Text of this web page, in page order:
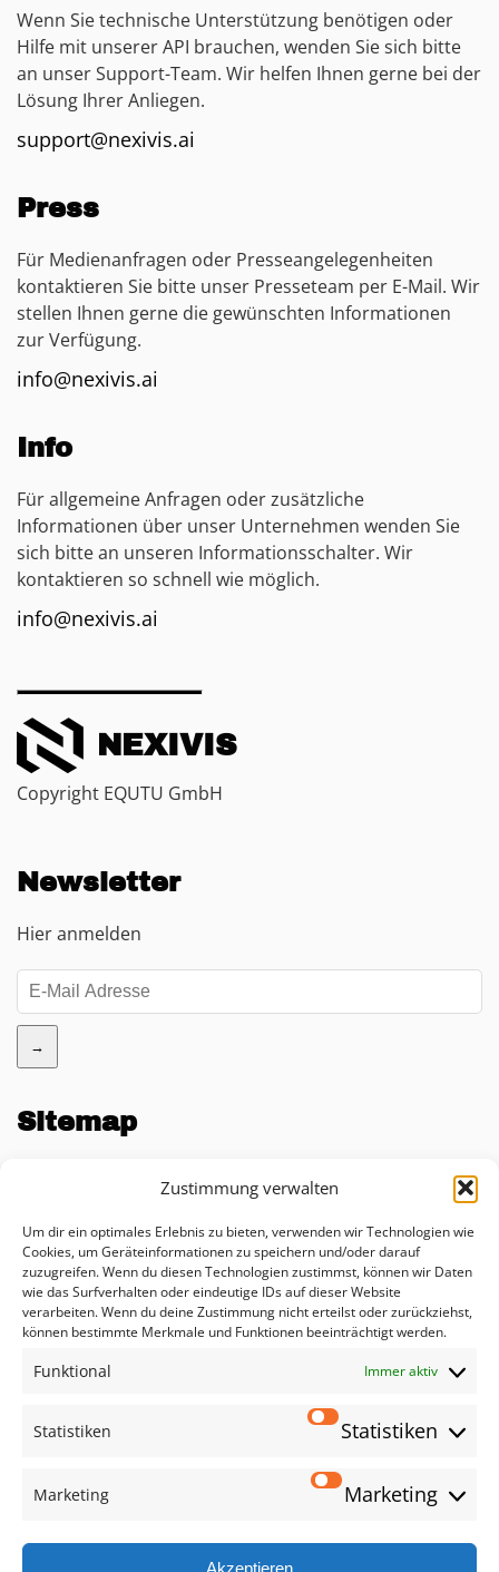
Zustimmung verwalten
Um dir ein optimales Erlebnis zu bieten, verwenden wir Technologien wie
Cookies, um Geräteinformationen zu speichern und/oder darauf
zuzugreifen. Wenn du diesen Technologien zustimmst, können wir Daten
wie das Surfverhalten oder eindeutige IDs auf dieser Website
verarbeiten. Wenn du deine Zustimmung nicht erteilst oder zurückziehst,
können bestimmte Merkmale und Funktionen beeinträchtigt werden.
Funktional Immer aktiv
Statistiken Statistiken
Marketing Marketing
Akzeptieren
Wenn Sie technische Unterstützung benötigen oder
Hilfe mit unserer API brauchen, wenden Sie sich bitte
an unser Support-Team. Wir helfen Ihnen gerne bei der
Lösung Ihrer Anliegen.
support@nexivis.ai
Press
Für Medienanfragen oder Presseangelegenheiten
kontaktieren Sie bitte unser Presseteam per E-Mail. Wir
stellen Ihnen gerne die gewünschten Informationen
zur Verfügung.
info@nexivis.ai
Info
Für allgemeine Anfragen oder zusätzliche
Informationen über unser Unternehmen wenden Sie
sich bitte an unseren Informationsschalter. Wir
kontaktieren so schnell wie möglich.
info@nexivis.ai
NEXIVIS
Copyright EQUTU GmbH
Newsletter
Hier anmelden
→
Sitemap
KI Impact Rechner
Beratung
Lösungen
Leistungen
Social